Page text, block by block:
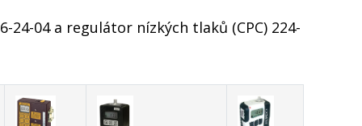
04 a regulátor nízkých tlaků (CPC) 224-